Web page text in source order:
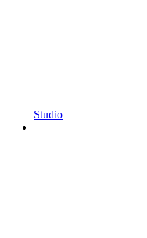
Studio